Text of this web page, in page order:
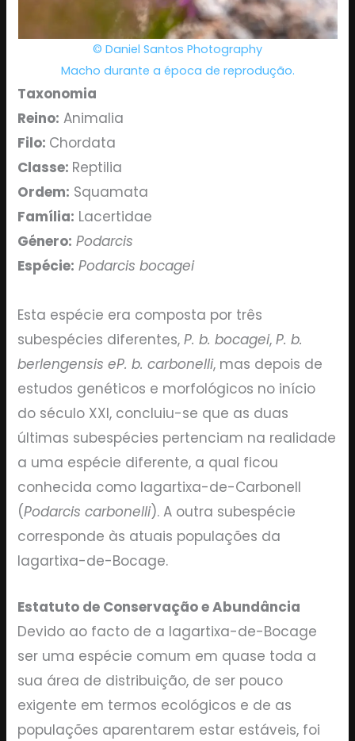
© Daniel Santos Photography
Macho durante a época de reprodução.
Taxonomia
Reino: Animalia
Filo: Chordata
Classe: Reptilia
Ordem: Squamata
Família: Lacertidae
Género: Podarcis
Espécie: Podarcis bocagei
Esta espécie era composta por três
subespécies diferentes,P. b. bocagei, P. b.
berlengensis eP. b. carbonelli, mas depois de
estudos genéticos e morfológicos no início
do século XXI, concluiu-se que as duas
últimas subespécies pertenciam na realidade
a uma espécie diferente, a qual ficou
conhecida como lagartixa-de-Carbonell
(Podarcis carbonelli). A outra subespécie
corresponde às atuais populações da
lagartixa-de-Bocage.
Estatuto de Conservação e Abundância
Devido ao facto de a lagartixa-de-Bocage
ser uma espécie comum em quase toda a
sua área de distribuição, de ser pouco
exigente em termos ecológicos e de as
populações aparentarem estar estáveis, foi